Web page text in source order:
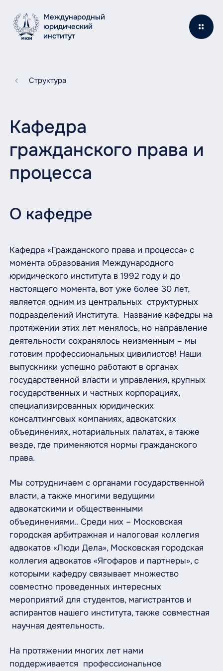
Международный
юридический
институт
Структура
Кафедра
гражданского права и
процесса
О кафедре
Кафедра «Гражданского права и процесса» с
момента образования Международного
юридического института в 1992 году и до
настоящего момента, вот уже более 30 лет,
является одним из центральных структурных
подразделений Института. Название кафедры на
протяжении этих лет менялось, но направление
деятельности сохранялось неизменным – мы
готовим профессиональных цивилистов! Наши
выпускники успешно работают в органах
государственной власти и управления, крупных
государственных и частных корпорациях,
специализированных юридических
консалтинговых компаниях, адвокатских
объединениях, нотариальных палатах, а также
везде, где применяются нормы гражданского
права.
Мы сотрудничаем с органами государственной
власти, а также многими ведущими
адвокатскими и общественными
объединениями.. Среди них – Московская
городская арбитражная и налоговая коллегия
адвокатов «Люди Дела», Московская городская
коллегия адвокатов «Ягофаров и партнеры», с
которыми кафедру связывает множество
совместно проведенных интересных
мероприятий для студентов, магистрантов и
аспирантов нашего института, также совместная
научная деятельность.
На протяжении многих лет нами
поддерживается профессиональное